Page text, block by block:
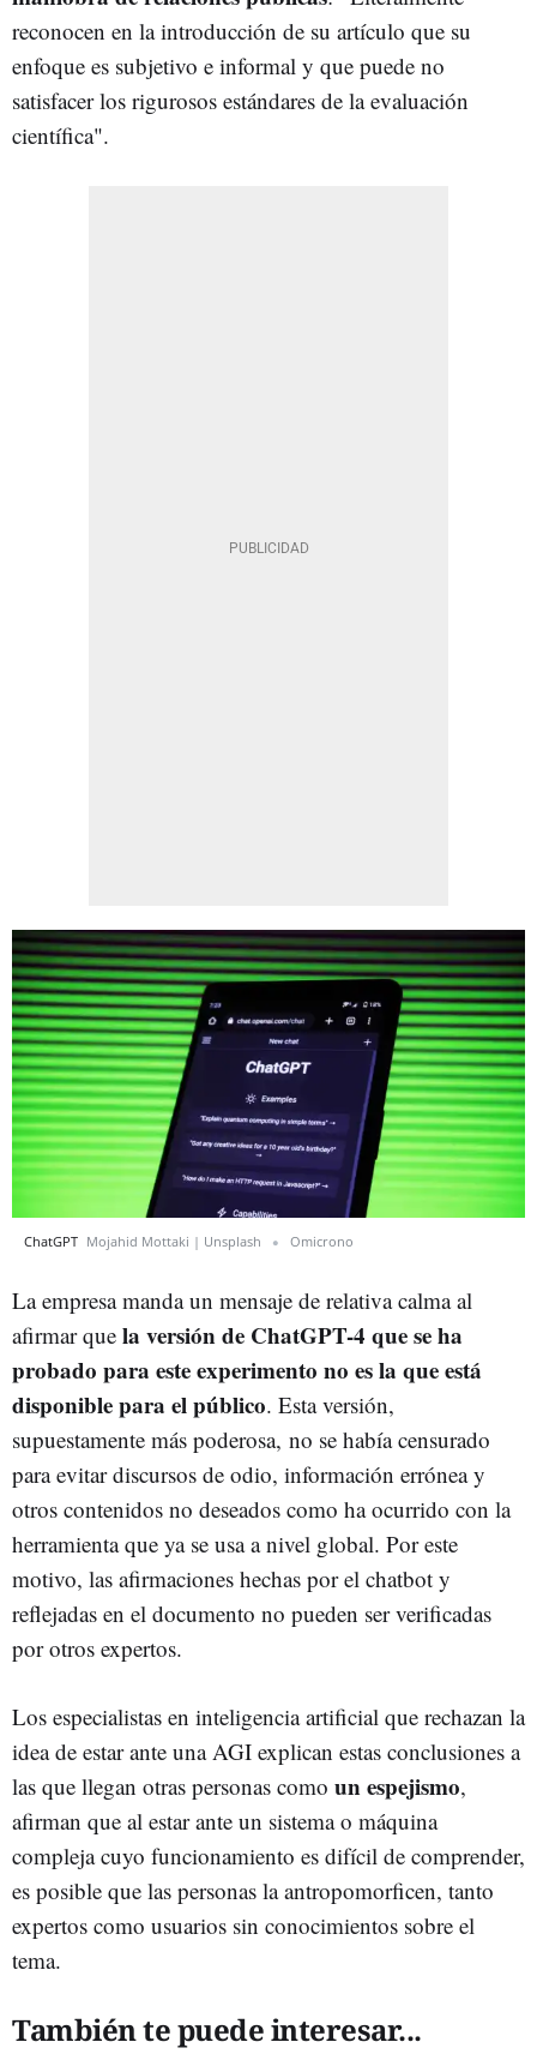
reconocen en la introducción de su artículo que su
enfoque es subjetivo e informal y que puede no
satisfacer los rigurosos estándares de la evaluación
científica".
ChatGPT Mojahid Mottaki | Unsplash Omicrono
La empresa manda un mensaje de relativa calma al
afirmar que la versión de ChatGPT-4 que se ha
probado para este experimento no es la que está
disponible para el público. Esta versión,
supuestamente más poderosa, no se había censurado
para evitar discursos de odio, información errónea y
otros contenidos no deseados como ha ocurrido con la
herramienta que ya se usa a nivel global. Por este
motivo, las afirmaciones hechas por el chatbot y
reflejadas en el documento no pueden ser verificadas
por otros expertos.
Los especialistas en inteligencia artificial que rechazan la
idea de estar ante una AGI explican estas conclusiones a
las que llegan otras personas como un espejismo,
afirman que al estar ante un sistema o máquina
compleja cuyo funcionamiento es difícil de comprender,
es posible que las personas la antropomorficen, tanto
expertos como usuarios sin conocimientos sobre el
tema.
También te puede interesar...